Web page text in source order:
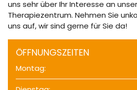
uns sehr über Ihr Interesse an
Therapiezentrum. Nehmen Sie
uns auf, wir sind gerne für Sie da!
ÖFFNUNGSZEITEN
Montag: